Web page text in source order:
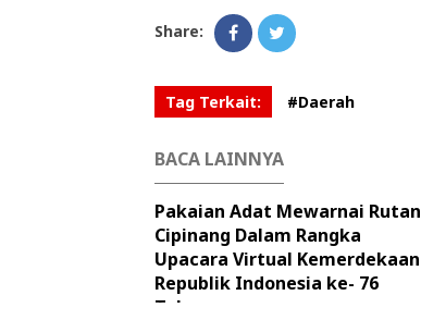
Share:
Tag Terkait: #Daerah
BACA LAINNYA
Pakaian Adat Mewarnai Rutan
Cipinang Dalam Rangka
Upacara Virtual Kemerdekaan
Republik Indonesia ke- 76
Tahun